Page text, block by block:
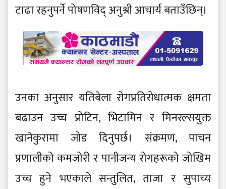
टाढा रहनुपर्ने पोषणविद् अनुश्री आचार्य बताउँछिन्।
उनका अनुसार यतिबेला रोगप्रतिरोधात्मक क्षमता
बढाउन उच्च प्रोटिन, भिटामिन र मिनरल्सयुक्त
खानेकुरामा जोड दिनुपर्छ। संक्रमण, पाचन
प्रणालीको कमजोरी र पानीजन्य रोगहरूको जोखिम
उच्च हुने भएकाले सन्तुलित, ताजा र सुपाच्य